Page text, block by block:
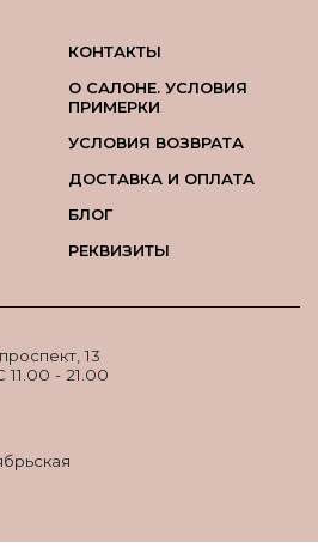
КОНТАКТЫ
О САЛОНЕ. УСЛОВИЯ
ПРИМЕРКИ
УСЛОВИЯ ВОЗВРАТА
ДОСТАВКА И ОПЛАТА
БЛОГ
РЕКВИЗИТЫ
13
- 21.00